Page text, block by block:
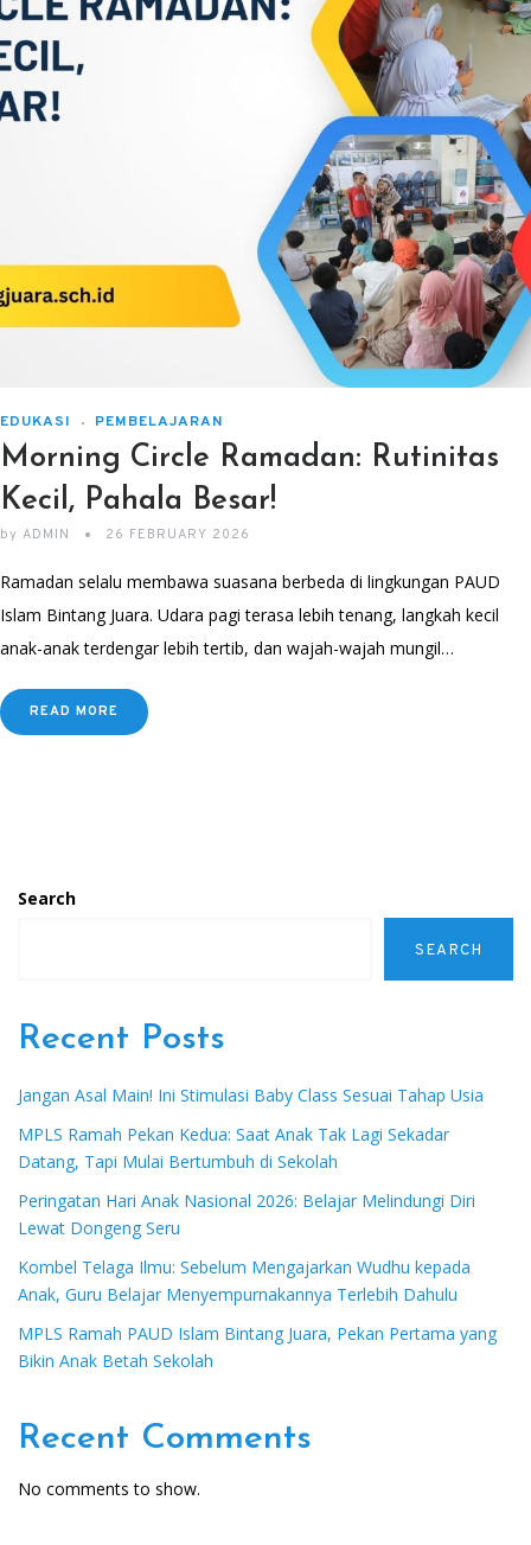
EDUKASI PEMBELAJARAN
Morning Circle Ramadan: Rutinitas
Kecil, Pahala Besar!
by ADMIN 26 FEBRUARY 2026
Ramadan selalu membawa suasana berbeda di lingkungan PAUD
Islam Bintang Juara. Udara pagi terasa lebih tenang, langkah kecil
anak-anak terdengar lebih tertib, dan wajah-wajah mungil…
READ MORE
Search
SEARCH
Recent Posts
Jangan Asal Main! Ini Stimulasi Baby Class Sesuai Tahap Usia
MPLS Ramah Pekan Kedua: Saat Anak Tak Lagi Sekadar
Datang, Tapi Mulai Bertumbuh di Sekolah
Peringatan Hari Anak Nasional 2026: Belajar Melindungi Diri
Lewat Dongeng Seru
Kombel Telaga Ilmu: Sebelum Mengajarkan Wudhu kepada
Anak, Guru Belajar Menyempurnakannya Terlebih Dahulu
MPLS Ramah PAUD Islam Bintang Juara, Pekan Pertama yang
Bikin Anak Betah Sekolah
Recent Comments
No comments to show.